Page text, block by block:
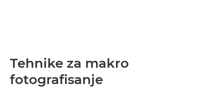
Tehnike za makro
fotografisanje